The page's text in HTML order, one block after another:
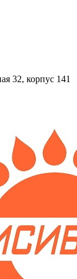
32, корпус 141